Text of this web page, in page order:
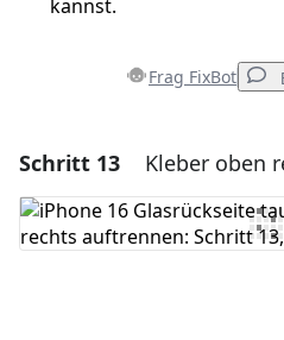
kannst.
Frag FixBot
Einen
Kommentar hinzufügen
Schritt 13 Kleber oben